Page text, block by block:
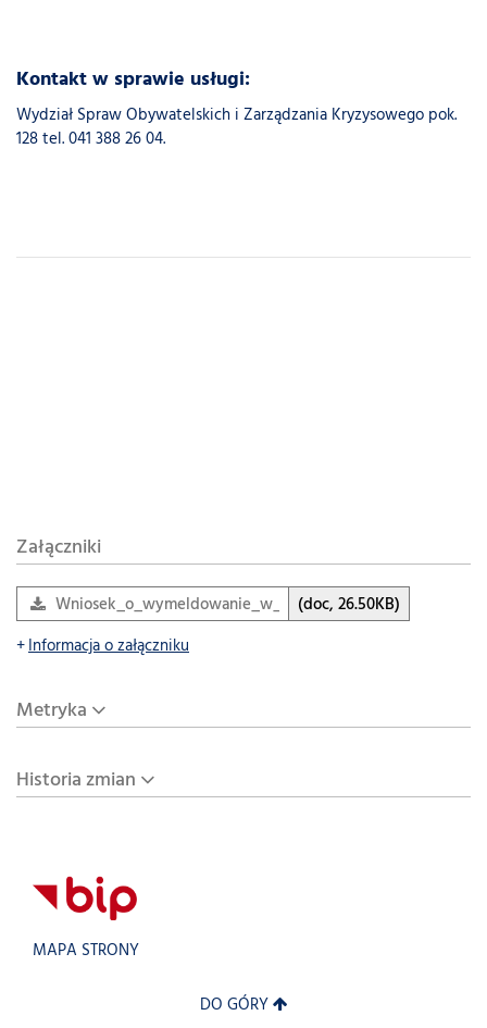
Kontakt w sprawie usługi:
Wydział Spraw Obywatelskich i Zarządzania Kryzysowego pok.
128 tel. 041 388 26 04.
Załączniki
Wniosek_o_wymeldowanie_w_trybie_administracyjnym(5)
(doc, 26.50KB)
Informacja o załączniku
Metryka
Historia zmian
MAPA STRONY
DO GÓRY